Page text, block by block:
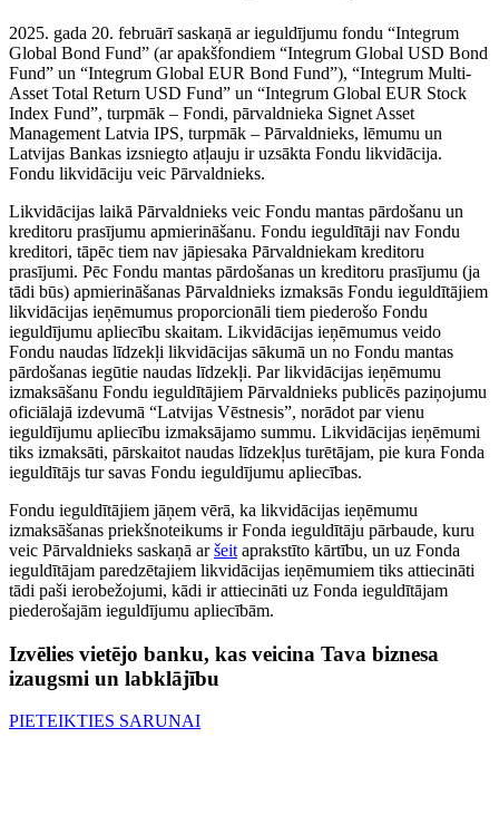
2025. gada 20. februārī saskaņā ar ieguldījumu fondu “Integrum
Global Bond Fund” (ar apakšfondiem “Integrum Global USD Bond
Fund” un “Integrum Global EUR Bond Fund”), “Integrum Multi-
Asset Total Return USD Fund” un “Integrum Global EUR Stock
Index Fund”, turpmāk – Fondi, pārvaldnieka Signet Asset
Management Latvia IPS, turpmāk – Pārvaldnieks, lēmumu un
Latvijas Bankas izsniegto atļauju ir uzsākta Fondu likvidācija.
Fondu likvidāciju veic Pārvaldnieks.
Likvidācijas laikā Pārvaldnieks veic Fondu mantas pārdošanu un
kreditoru prasījumu apmierināšanu. Fondu ieguldītāji nav Fondu
kreditori, tāpēc tiem nav jāpiesaka Pārvaldniekam kreditoru
prasījumi. Pēc Fondu mantas pārdošanas un kreditoru prasījumu (ja
tādi būs) apmierināšanas Pārvaldnieks izmaksās Fondu ieguldītājiem
likvidācijas ieņēmumus proporcionāli tiem piederošo Fondu
ieguldījumu apliecību skaitam. Likvidācijas ieņēmumus veido
Fondu naudas līdzekļi likvidācijas sākumā un no Fondu mantas
pārdošanas iegūtie naudas līdzekļi. Par likvidācijas ieņēmumu
izmaksāšanu Fondu ieguldītājiem Pārvaldnieks publicēs paziņojumu
oficiālajā izdevumā “Latvijas Vēstnesis”, norādot par vienu
ieguldījumu apliecību izmaksājamo summu. Likvidācijas ieņēmumi
tiks izmaksāti, pārskaitot naudas līdzekļus turētājam, pie kura Fonda
ieguldītājs tur savas Fondu ieguldījumu apliecības.
Fondu ieguldītājiem jāņem vērā, ka likvidācijas ieņēmumu
izmaksāšanas priekšnoteikums ir Fonda ieguldītāju pārbaude, kuru
veic Pārvaldnieks saskaņā aršeit aprakstīto kārtību, un uz Fonda
ieguldītājam paredzētajiem likvidācijas ieņēmumiem tiks attiecināti
tādi paši ierobežojumi, kādi ir attiecināti uz Fonda ieguldītājam
piederošajām ieguldījumu apliecībām.
Izvēlies vietējo banku, kas veicina Tava biznesa
izaugsmi un labklājību
PIETEIKTIES SARUNAI